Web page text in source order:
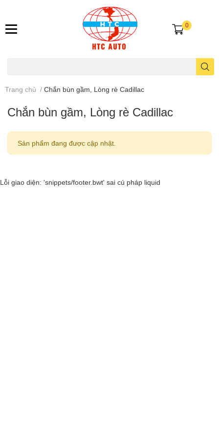
0
Trang chủ / Chắn bùn gầm, Lòng rè Cadillac
Chắn bùn gầm, Lòng rè Cadillac
Sản phẩm đang được cập nhật.
Lỗi giao diện: 'snippets/footer.bwt' sai cú pháp liquid